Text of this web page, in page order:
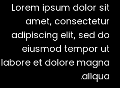
Lorem ipsum dolor sit
amet, consectetur
adipiscing elit, sed do
eiusmod tempor ut
labore et dolore magna
aliqua.